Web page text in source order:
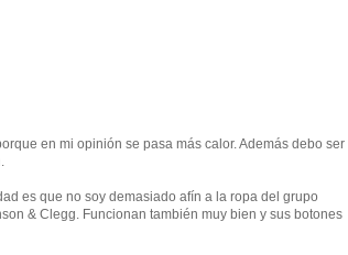
en mi opinión se pasa más calor. Además debo ser
es que no soy demasiado afín a la ropa del grupo
& Clegg. Funcionan también muy bien y sus botones